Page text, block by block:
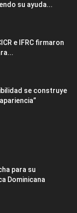
su ayuda...
e IFRC firmaron
se construye
para su
Dominicana